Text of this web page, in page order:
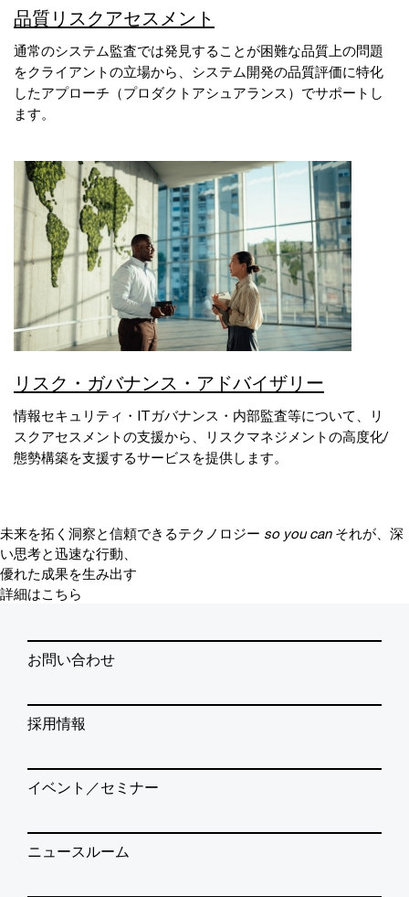
品質リスクアセスメント
通常のシステム監査では発見することが困難な品質上の問題
をクライアントの立場から、システム開発の品質評価に特化
したアプローチ（プロダクトアシュアランス）でサポートし
ます。
リスク・ガバナンス・アドバイザリー
情報セキュリティ・ITガバナンス・内部監査等について、リ
スクアセスメントの支援から、リスクマネジメントの高度化/
態勢構築を支援するサービスを提供します。
未来を拓く洞察と信頼できるテクノロジー so you can それが、深
い思考と迅速な行動、
優れた成果を生み出す
詳細はこちら
お問い合わせ
採用情報
イベント／セミナー
ニュースルーム